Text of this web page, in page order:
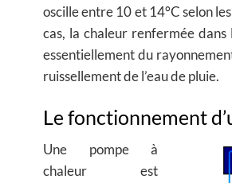
oscille entre 10 et 14°C selon
cas, la chaleur renfermée
essentiellement du
ruissellement de l’eau de pluie.
Le fonctionnement
Une pompe à
chaleur est